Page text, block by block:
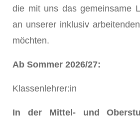
die mit uns das gemeinsame
an unserer inklusiv
möchten.
Ab Sommer 2026/27:
Klassenlehrer:in
In der Mittel- und